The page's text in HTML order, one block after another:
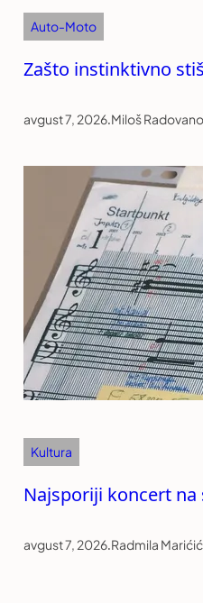
Auto-Moto
Zašto instinktivno
avgust 7, 2026.Miloš
Kultura
Najsporiji koncert na
avgust 7, 2026.Radmila Marićić